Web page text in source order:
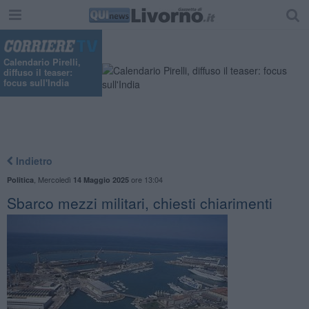
Calendario Pirelli,
diffuso il teaser:
focus sull'India
Indietro
Politica Mercoledì 14 Maggio 2025ore 13:04
Sbarco mezzi militari, chiesti chiarimenti